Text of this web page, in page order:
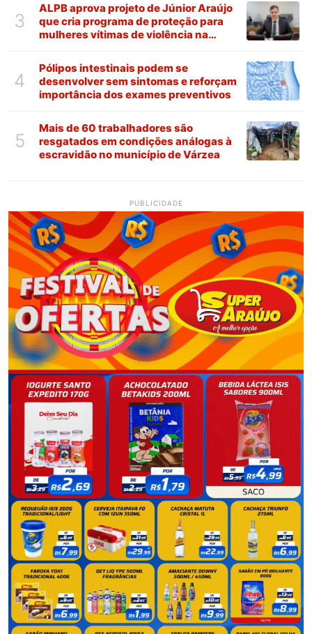
3
ALPB aprova projeto de Júnior Araújo
que cria programa de proteção para
mulheres vítimas de violência na
4
Pólipos intestinais podem se
desenvolver sem sintomas e reforçam
importância dos exames preventivos
5
Mais de 60 trabalhadores são
resgatados em condições análogas à
escravidão no município de Várzea
PUBLICIDADE